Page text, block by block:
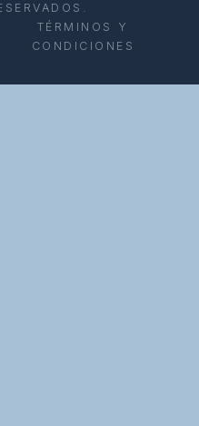
TÉRMINOS Y
CONDICIONES